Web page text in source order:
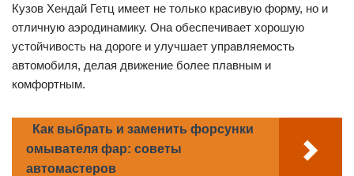
Кузов Хендай Гетц имеет не только красивую форму, но и
отличную аэродинамику. Она обеспечивает хорошую
устойчивость на дороге и улучшает управляемость
автомобиля, делая движение более плавным и
комфортным.
Как выбрать и заменить форсунки
омывателя фар: советы
автомастеров